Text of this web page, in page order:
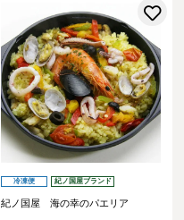
冷凍便 紀ノ国屋ブランド
紀ノ国屋 海の幸のパエリア